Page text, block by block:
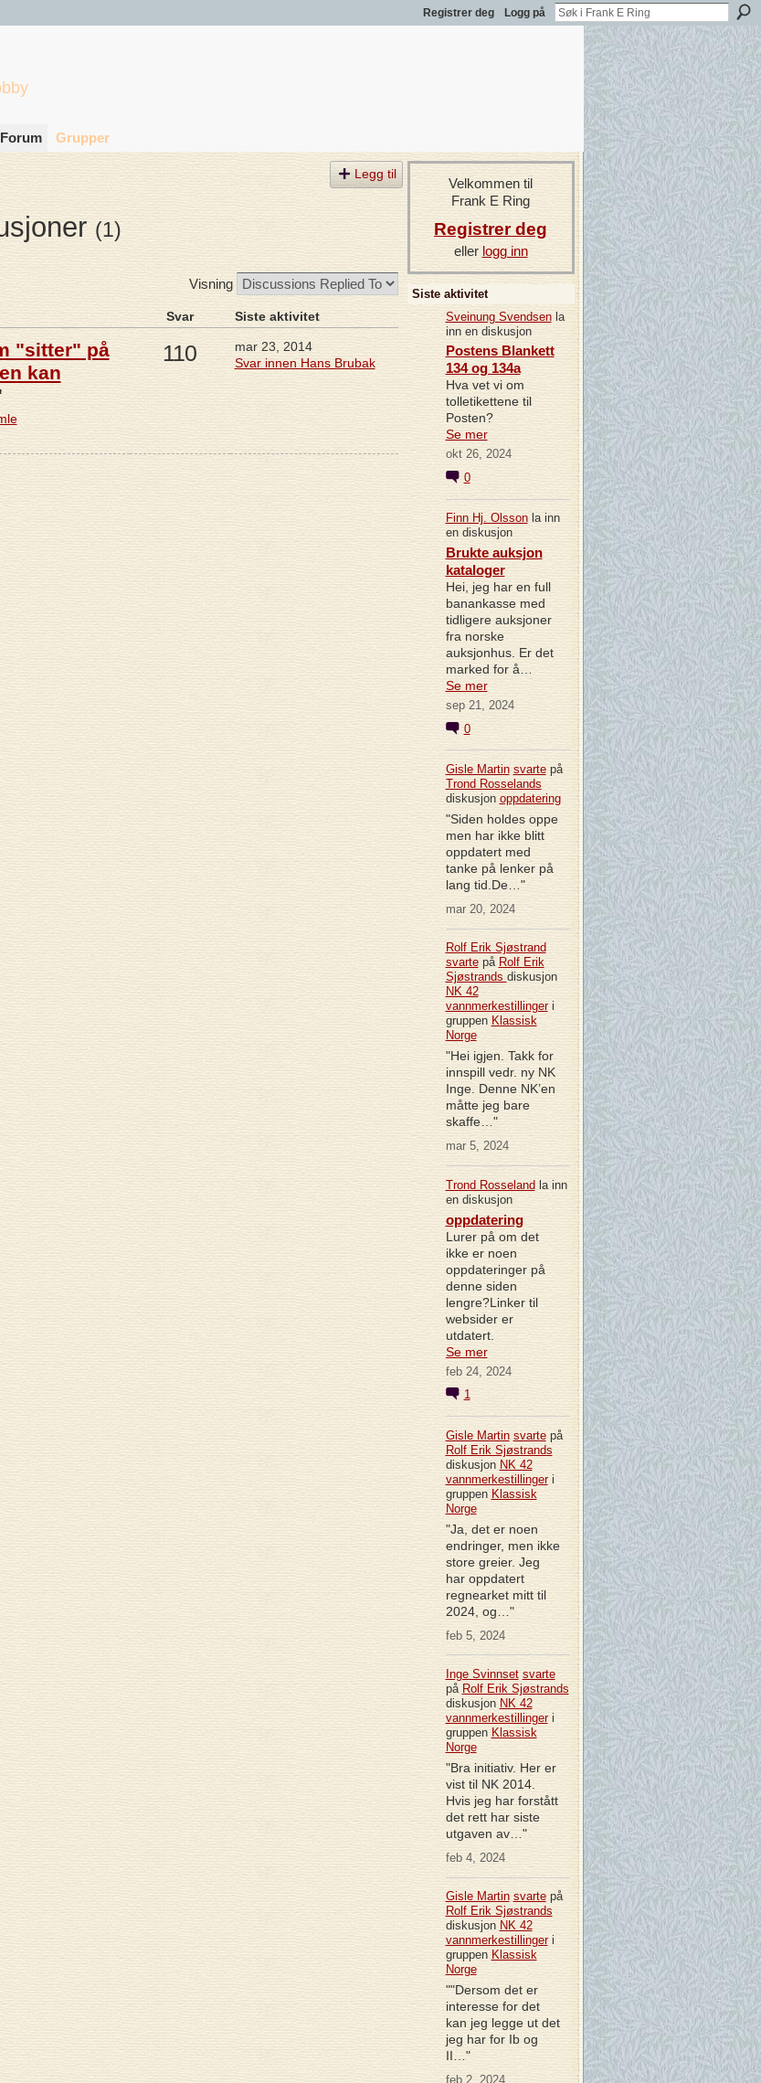
Registrer deg Logg på
Forum Grupper
Legg til
(1)
Visning
Svar Siste aktivitet
"sitter" på
kan
110
mar 23, 2014
Svar innen Hans Brubak
Velkommen til
Frank E Ring
Registrer deg
eller logg inn
Siste aktivitet
Sveinung Svendsenla
inn en diskusjon
Postens Blankett
134 og 134a
Hva vet vi om
tolletikettene til
Posten?
Se mer
okt 26, 2024
0
Finn Hj. Olssonla inn
en diskusjon
Brukte auksjon
kataloger
Hei, jeg har en full
banankasse med
tidligere auksjoner
fra norske
auksjonhus. Er det
marked for å…
Se mer
sep 21, 2024
0
Gisle Martin svartepå
Trond Rosselands
diskusjon oppdatering
"Siden holdes oppe
men har ikke blitt
oppdatert med
tanke på lenker på
lang tid.De…"
mar 20, 2024
Rolf Erik Sjøstrand
svartepå Rolf Erik
Sjøstrands diskusjon
NK 42
vannmerkestillingeri
gruppen Klassisk
Norge
"Hei igjen. Takk for
innspill vedr. ny NK
Inge. Denne NK’en
måtte jeg bare
skaffe…"
mar 5, 2024
Trond Rosseland la inn
en diskusjon
oppdatering
Lurer på om det
ikke er noen
oppdateringer på
denne siden
lengre?Linker til
websider er
utdatert.
Se mer
feb 24, 2024
1
Gisle Martin svartepå
Rolf Erik Sjøstrands
diskusjon NK 42
vannmerkestillingeri
gruppen Klassisk
Norge
"Ja, det er noen
endringer, men ikke
store greier. Jeg
har oppdatert
regnearket mitt til
2024, og…"
feb 5, 2024
Inge Svinnset svarte
på Rolf Erik Sjøstrands
diskusjon NK 42
vannmerkestillingeri
gruppen Klassisk
Norge
"Bra initiativ. Her er
vist til NK 2014.
Hvis jeg har forstått
det rett har siste
utgaven av…"
feb 4, 2024
Gisle Martin svartepå
Rolf Erik Sjøstrands
diskusjon NK 42
vannmerkestillingeri
gruppen Klassisk
Norge
""Dersom det er
interesse for det
kan jeg legge ut det
jeg har for Ib og
II…"
feb 2, 2024